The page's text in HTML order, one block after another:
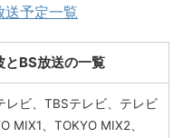
送予定一覧
とBS放送の一覧
レビ、TBSテレビ、テレビ
MIX1、TOKYO MIX2、